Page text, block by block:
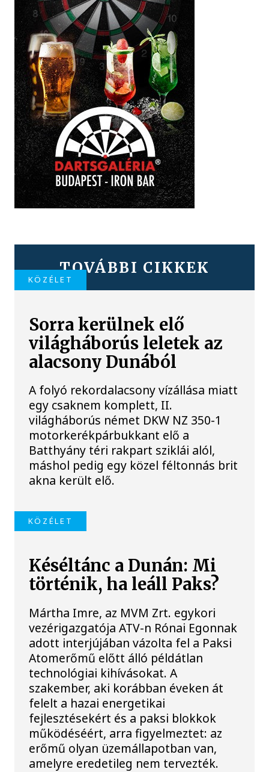
TOVÁBBI CIKKEK
KÖZÉLET
Sorra kerülnek elő
világháborús leletek az
alacsony Dunából
A folyó rekordalacsony vízállása miatt
egy csaknem komplett, II.
világháborús német DKW NZ 350-1
motorkerékpárbukkant elő a
Batthyány téri rakpart sziklái alól,
máshol pedig egy közel féltonnás brit
akna került elő.
KÖZÉLET
Késéltánc a Dunán: Mi
történik, ha leáll Paks?
Mártha Imre, az MVM Zrt. egykori
vezérigazgatója ATV-n Rónai Egonnak
adott interjújában vázolta fel a Paksi
Atomerőmű előtt álló példátlan
technológiai kihívásokat. A
szakember, aki korábban éveken át
felelt a hazai energetikai
fejlesztésekért és a paksi blokkok
működéséért, arra figyelmeztet: az
erőmű olyan üzemállapotban van,
amelyre eredetileg nem tervezték.